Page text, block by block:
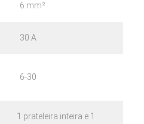
6 mm²
30 A
6-30
1 prateleira inteira e 1